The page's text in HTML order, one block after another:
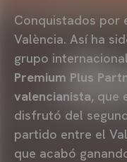
Conquistados por
València. Así ha
grupo
Premium Plus
valencianista, que
disfrutó del
partido entre el
que acabó